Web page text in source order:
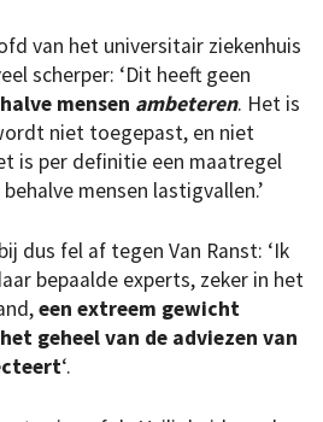
van het universitair ziekenhuis
scherper: ‘Dit heeft geen
mensen ambeteren. Het is
niet toegepast, en niet
is per definitie een maatregel
mensen lastigvallen.’
dus fel af tegen Van Ranst: ‘Ik
bepaalde experts, zeker in het
een extreem gewicht
geheel van de adviezen van
‘.